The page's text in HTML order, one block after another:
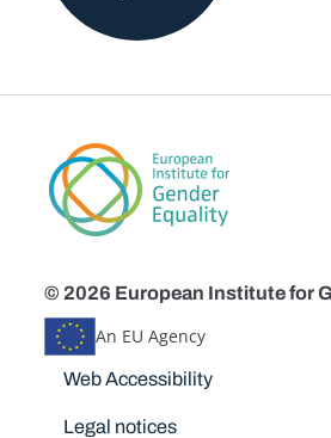
© 2026 European Institute for
An EU Agency
Disclaimers
Web Accessibility
Legal notices